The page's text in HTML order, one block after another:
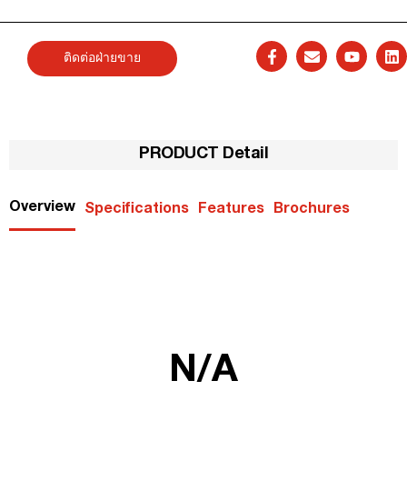
ติดต่อฝ่ายขาย
PRODUCT Detail
Overview Specifications Features Brochures
N/A